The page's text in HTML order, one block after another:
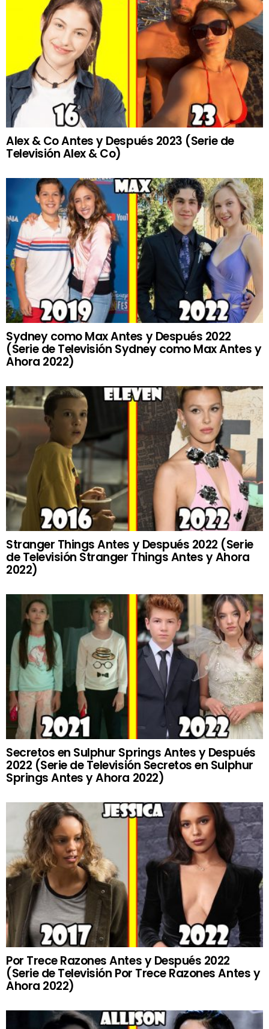
Alex & Co Antes y Después 2023 (Serie de
Televisión Alex & Co)
Sydney como Max Antes y Después 2022
(Serie de Televisión Sydney como Max Antes y
Ahora 2022)
Stranger Things Antes y Después 2022 (Serie
de Televisión Stranger Things Antes y Ahora
2022)
Secretos en Sulphur Springs Antes y Después
2022 (Serie de Televisión Secretos en Sulphur
Springs Antes y Ahora 2022)
Por Trece Razones Antes y Después 2022
(Serie de Televisión Por Trece Razones Antes y
Ahora 2022)